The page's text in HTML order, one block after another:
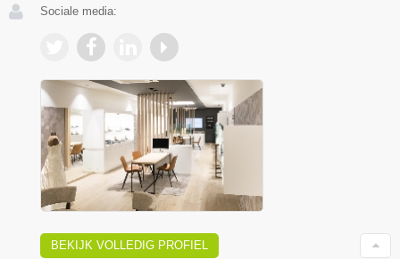
Sociale media:
BEKIJK VOLLEDIG PROFIEL